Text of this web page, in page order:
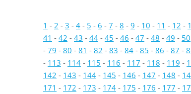
1 - 2 - 3 - 4 - 5 - 6 - 7 - 8 - 9 - 10 - 11 - 12 -
41 - 42 - 43 - 44 - 45 - 46 - 47 - 48 - 49 - 50
- 79 - 80 - 81 - 82 - 83 - 84 - 85 - 86 - 87 -
- 113 - 114 - 115 - 116 - 117 - 118 - 119 -
142 - 143 - 144 - 145 - 146 - 147 - 148 -
171 - 172 - 173 - 174 - 175 - 176 - 177 -